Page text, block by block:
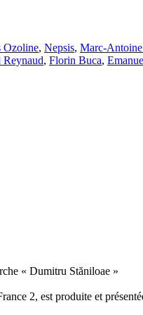
Ozoline, Nepsis, Marc-Antoine
Reynaud, Florin Buca,
« Dumitru Stăniloae »
2, est produite et